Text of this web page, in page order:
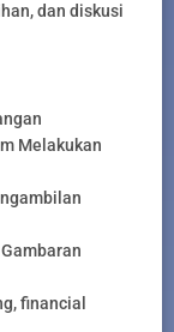
dan diskusi
Melakukan
financial